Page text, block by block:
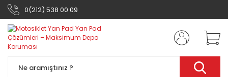
0(212) 538 00 09